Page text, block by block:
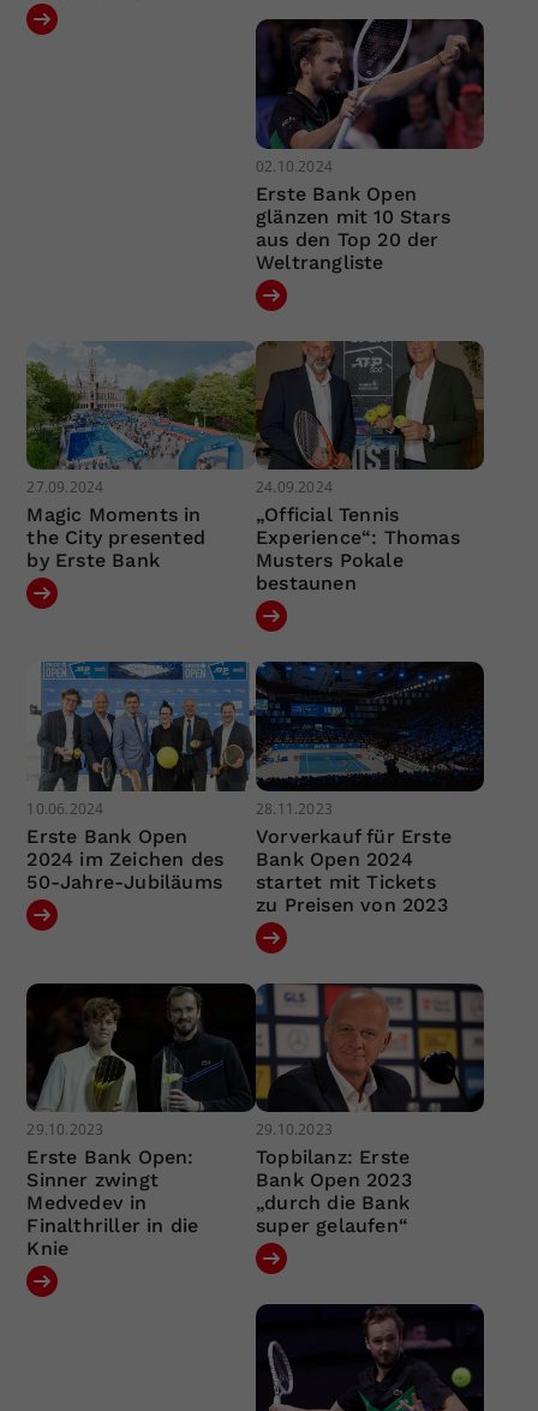
02.10.2024
Erste Bank Open
glänzen mit 10 Stars
aus den Top 20 der
Weltrangliste
27.09.2024
Magic Moments in
the City presented
by Erste Bank
24.09.2024
„Official Tennis
Experience“: Thomas
Musters Pokale
bestaunen
10.06.2024
Erste Bank Open
2024 im Zeichen des
50-Jahre-Jubiläums
28.11.2023
Vorverkauf für Erste
Bank Open 2024
startet mit Tickets
zu Preisen von 2023
29.10.2023
Erste Bank Open:
Sinner zwingt
Medvedev in
Finalthriller in die
Knie
29.10.2023
Topbilanz: Erste
Bank Open 2023
„durch die Bank
super gelaufen“